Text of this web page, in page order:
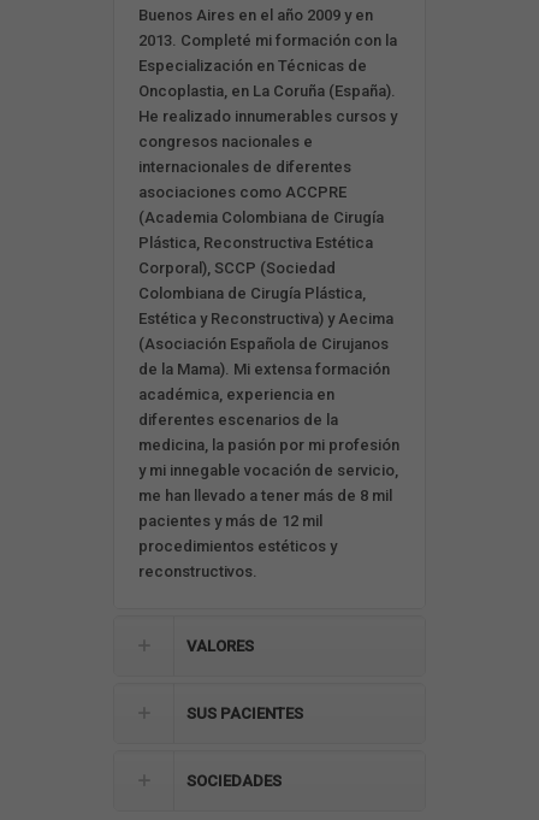
Buenos Aires en el año 2009 y en
2013. Completé mi formación con la
Especialización en Técnicas de
Oncoplastia, en La Coruña (España).
He realizado innumerables cursos y
congresos nacionales e
internacionales de diferentes
asociaciones como ACCPRE
(Academia Colombiana de Cirugía
Plástica, Reconstructiva Estética
Corporal), SCCP (Sociedad
Colombiana de Cirugía Plástica,
Estética y Reconstructiva) y Aecima
(Asociación Española de Cirujanos
de la Mama). Mi extensa formación
académica, experiencia en
diferentes escenarios de la
medicina, la pasión por mi profesión
y mi innegable vocación de servicio,
me han llevado a tener más de 8 mil
pacientes y más de 12 mil
procedimientos estéticos y
reconstructivos.
VALORES
SUS PACIENTES
SOCIEDADES